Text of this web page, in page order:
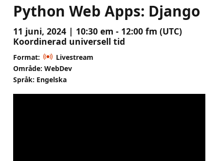
Python Web Apps: Django
11 juni, 2024 | 10:30 em - 12:00 fm (UTC)
Koordinerad universell tid
Format:
Livestream
Område: WebDev
Språk: Engelska